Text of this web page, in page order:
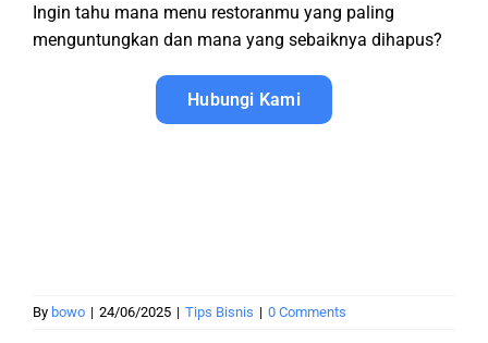
Ingin tahu mana menu restoranmu yang paling
menguntungkan dan mana yang sebaiknya dihapus?
Hubungi Kami
By bowo | 24/06/2025 | Tips Bisnis | 0 Comments